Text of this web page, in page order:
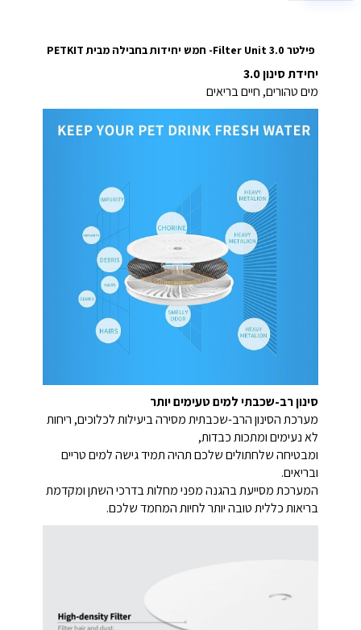
פילטר Filter Unit 3.0- חמש יחידות בחבילה מבית PETKIT
יחידת סינון 3.0
מים טהורים, חיים בריאים
סינון רב-שכבתי למים טעימים יותר
מערכת הסינון הרב-שכבתית מסירה ביעילות לכלוכים, ריחות
לא נעימים ומתכות כבדות,
ומבטיחה שלחתולים שלכם תהיה תמיד גישה למים טריים
ובריאים.
המערכת מסייעת בהגנה מפני מחלות בדרכי השתן ומקדמת
בריאות כללית טובה יותר לחיות המחמד שלכם.